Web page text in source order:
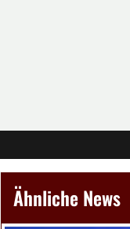
Ähnliche News